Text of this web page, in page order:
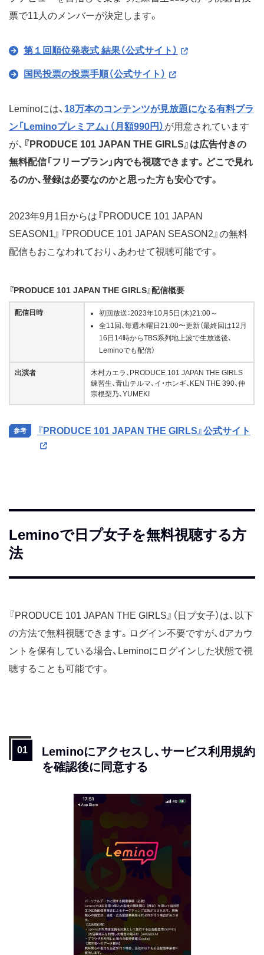
票で11人のメンバーが決定します。
第１回順位発表式 結果（公式サイト）
国民投票の投票手順（公式サイト）
Leminoには、 18万本のコンテンツが見放題になる有料プラ
ン「Leminoプレミアム」（月額990円） が用意されています
が、 『PRODUCE 101 JAPAN THE GIRLS』は広告付きの
無料配信「フリープラン」内でも視聴できます。どこで見れ
るのか、登録は必要なのかと思った方も安心です。
2023年9月1日からは『PRODUCE 101 JAPAN
SEASON1』『PRODUCE 101 JAPAN SEASON2』の無料
配信もおこなわれており、あわせて視聴可能です。
『PRODUCE 101 JAPAN THE GIRLS』配信概要
配信日時
初回放送：2023年10月5日(木)21:00～
全11回、毎週木曜日21:00〜更新（最終回は12月
16日14時からTBS系列地上波で生放送後、
Leminoでも配信）
出演者
木村カエラ、PRODUCE 101 JAPAN THE GIRLS
練習生、青山テルマ、イ・ホンギ、KEN THE 390、仲
宗根梨乃、YUMEKI
『PRODUCE 101 JAPAN THE GIRLS』公式サイト
Leminoで日プ女子を無料視聴する方
法
『PRODUCE 101 JAPAN THE GIRLS』（日プ女子）は、以下
の方法で無料視聴できます。ログイン不要ですが、dアカウ
ントを保有している場合、Leminoにログインした状態で視
聴することも可能です。
Leminoにアクセスし、サービス利用規約
を確認後に同意する